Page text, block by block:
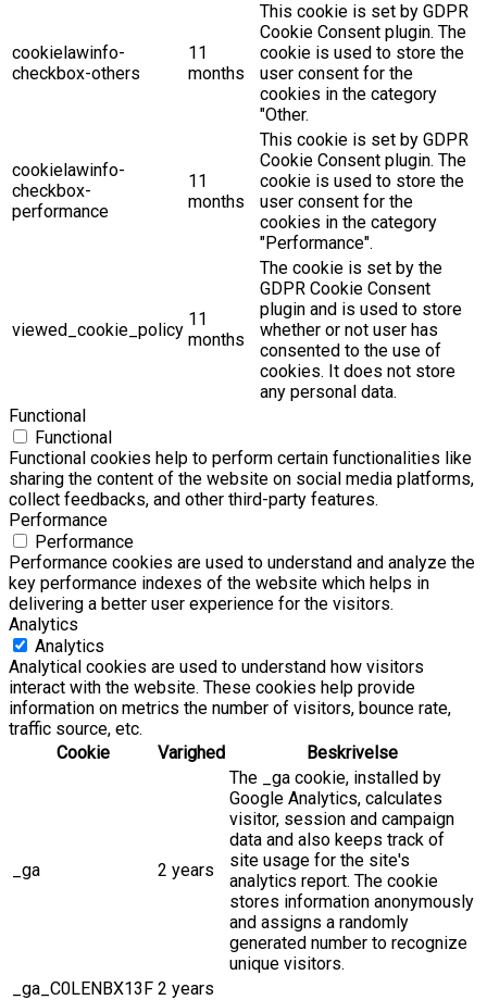
cookielawinfo-
checkbox-others
11
months
This cookie is set by GDPR
Cookie Consent plugin. The
cookie is used to store the
user consent for the
cookies in the category
"Other.
cookielawinfo-
checkbox-
performance
11
months
This cookie is set by GDPR
Cookie Consent plugin. The
cookie is used to store the
user consent for the
cookies in the category
"Performance".
viewed_cookie_policy
11
months
The cookie is set by the
GDPR Cookie Consent
plugin and is used to store
whether or not user has
consented to the use of
cookies. It does not store
any personal data.
Functional
Functional
Functional cookies help to perform certain functionalities like
sharing the content of the website on social media platforms,
collect feedbacks, and other third-party features.
Performance
Performance
Performance cookies are used to understand and analyze the
key performance indexes of the website which helps in
delivering a better user experience for the visitors.
Analytics
Analytics
Analytical cookies are used to understand how visitors
interact with the website. These cookies help provide
information on metrics the number of visitors, bounce rate,
traffic source, etc.
Cookie
Varighed Beskrivelse
_ga 2 years
The _ga cookie, installed by
Google Analytics, calculates
visitor, session and campaign
data and also keeps track of
site usage for the site's
analytics report. The cookie
stores information anonymously
and assigns a randomly
generated number to recognize
unique visitors.
_ga_C0LENBX13F 2 years